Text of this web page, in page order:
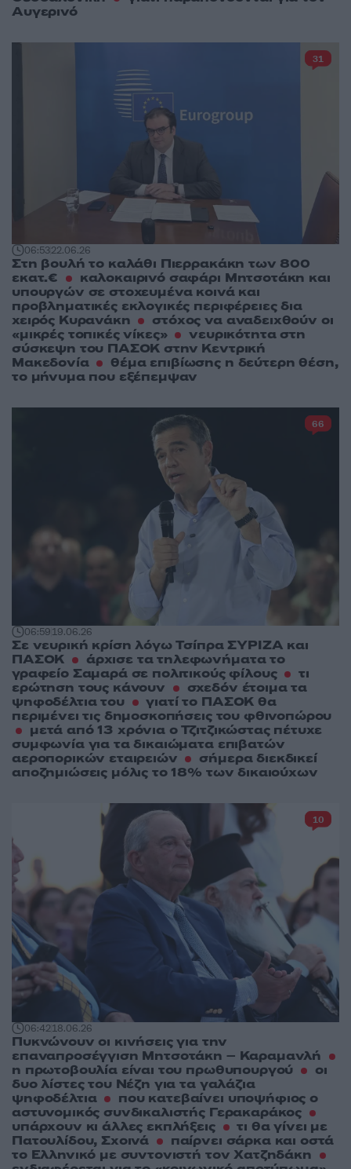
Αυγερινό
06:5322.06.26
Στη βουλή το καλάθι Πιερρακάκη των 800
εκατ.€
καλοκαιρινό σαφάρι Μητσοτάκη και
υπουργών σε στοχευμένα κοινά και
προβληματικές εκλογικές περιφέρειες δια
χειρός Κυρανάκη
στόχος να αναδειχθούν οι
«μικρές τοπικές νίκες»
νευρικότητα στη
σύσκεψη του ΠΑΣΟΚ στην Κεντρική
Μακεδονία
θέμα επιβίωσης η δεύτερη θέση,
το μήνυμα που εξέπεμψαν
31
06:5919.06.26
Σε νευρική κρίση λόγω Τσίπρα ΣΥΡΙΖΑ και
ΠΑΣΟΚ
άρχισε τα τηλεφωνήματα το
γραφείο Σαμαρά σε πολιτικούς φίλους
τι
ερώτηση τους κάνουν
σχεδόν έτοιμα τα
ψηφοδέλτια του
γιατί το ΠΑΣΟΚ θα
περιμένει τις δημοσκοπήσεις του φθινοπώρου
μετά από 13 χρόνια ο Τζιτζικώστας πέτυχε
συμφωνία για τα δικαιώματα επιβατών
αεροπορικών εταιρειών
σήμερα διεκδικεί
αποζημιώσεις μόλις το 18% των δικαιούχων
66
06:4218.06.26
Πυκνώνουν οι κινήσεις για την
επαναπροσέγγιση Μητσοτάκη – Καραμανλή
η πρωτοβουλία είναι του πρωθυπουργού
οι
δυο λίστες του Νέζη για τα γαλάζια
ψηφοδέλτια
που κατεβαίνει υποψήφιος ο
αστυνομικός συνδικαλιστής Γερακαράκος
υπάρχουν κι άλλες εκπλήξεις
τι θα γίνει με
Πατουλίδου, Σχοινά
παίρνει σάρκα και οστά
το Ελληνικό με συντονιστή τον Χατζηδάκη
10